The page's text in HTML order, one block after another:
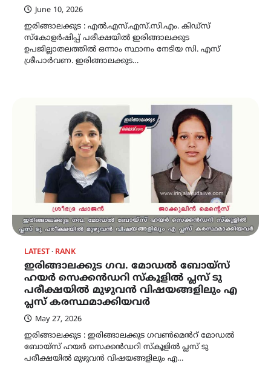
June 10, 2026
ഇരിങ്ങാലക്കുട : എൽ.എസ്.എസ്.സി.എം. കിഡ്സ്
സ്കോളർഷിപ്പ് പരീക്ഷയിൽ ഇരിങ്ങാലക്കുട
ഉപജില്ലാതലത്തിൽ ഒന്നാം സ്ഥാനം നേടിയ സി. എസ്
ശ്രീപാർവണ. ഇരിങ്ങാലക്കുട…
LATEST RANK
ഇരിങ്ങാലക്കുട ഗവ. മോഡൽ ബോയ്സ്
ഹയർ സെക്കൻഡറി സ്കൂളിൽ പ്ലസ് ടു
പരീക്ഷയിൽ മുഴുവൻ വിഷയങ്ങളിലും എ
പ്ലസ് കരസ്ഥമാക്കിയവർ
May 27, 2026
ഇരിങ്ങാലക്കുട : ഇരിങ്ങാലക്കുട ഗവൺമെൻറ് മോഡൽ
ബോയ്സ് ഹയർ സെക്കൻഡറി സ്കൂളിൽ പ്ലസ് ടു
പരീക്ഷയിൽ മുഴുവൻ വിഷയങ്ങളിലും എ…